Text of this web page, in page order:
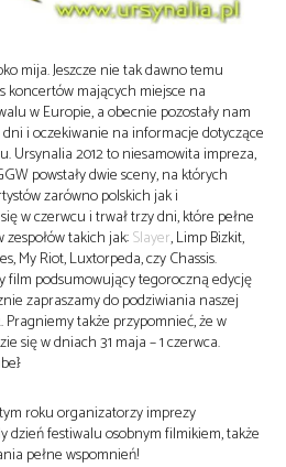
mija. Jeszcze nie tak dawno temu
koncertów mających miejsce na
w Europie, a obecnie pozostały nam
i oczekiwanie na informacje dotyczące
Ursynalia 2012 to niesamowita impreza,
powstały dwie sceny, na których
zarówno polskich jak i
w czerwcu i trwał trzy dni, które pełne
takich jak:Slayer, Limp Bizkit,
My Riot, Luxtorpeda, czy Chassis.
podsumowujący tegoroczną edycję
zapraszamy do podziwiania naszej
Pragniemy także przypomnieć, że w
się w dniach 31 maja – 1 czerwca.
roku organizatorzy imprezy
dzień festiwalu osobnym filmikiem, także
pełne wspomnień!